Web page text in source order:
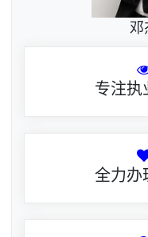
邓
专注执
全力办